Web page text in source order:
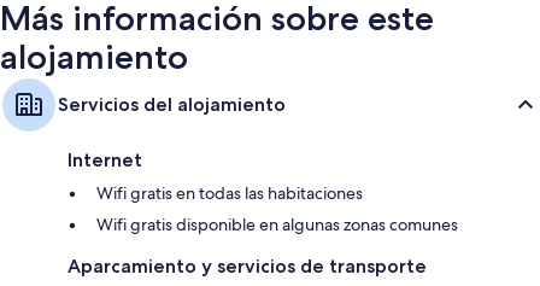
Más información sobre este
alojamiento
Servicios del alojamiento
Internet
Wifi gratis en todas las habitaciones
Wifi gratis disponible en algunas zonas comunes
Aparcamiento y servicios de transporte